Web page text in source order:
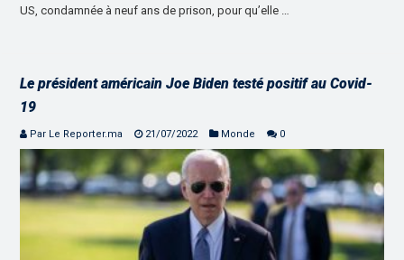
US, condamnée à neuf ans de prison, pour qu’elle …
Le président américain Joe Biden testé positif au Covid-
19
Par Le Reporter.ma 21/07/2022 Monde 0